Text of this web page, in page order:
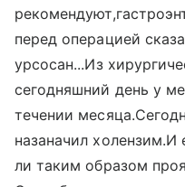
перед операцией
урсосан...Из
сегодняшний день у
течении
назаначил
ли таким образом